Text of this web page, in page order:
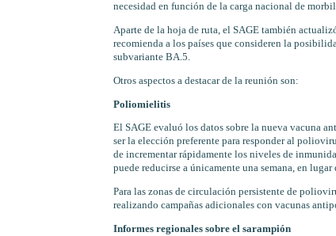
necesidad en función de la carga nacional de
Aparte de la hoja de ruta, el SAGE también
recomienda a los países que consideren la
subvariante BA.5.
Otros aspectos a destacar de la reunión son:
Poliomielitis
El SAGE evaluó los datos sobre la nueva vacuna
ser la elección preferente para responder al
de incrementar rápidamente los niveles de
puede reducirse a únicamente una semana, en
Para las zonas de circulación persistente de
realizando campañas adicionales con vacunas
Informes regionales sobre el sarampión